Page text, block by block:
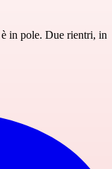
in pole. Due rientri, in